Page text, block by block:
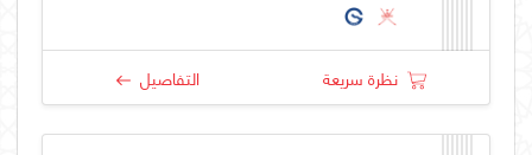
نظرة سريعة التفاصيل